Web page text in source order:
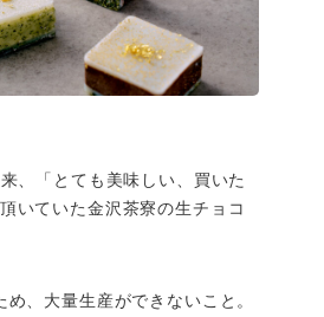
、「とても美味しい、買いた
いていた金沢茶寮の生チョコ
め、大量生産ができないこと。